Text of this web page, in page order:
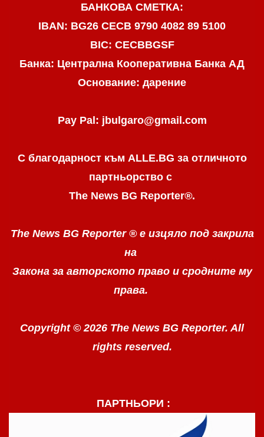
БАНКОВА СМЕТКА:
IBAN: BG26 CECB 9790 4082 89 5100
BIC: CECBBGSF
Банка: Централна Кооперативна Банка АД
Основание: дарение
Pay Pal: jbulgaro@gmail.com
С благодарност към ALLE.BG за отличното
партньорство с
The News BG Reporter®.
The News BG Reporter ® е изцяло под закрила
на
Закона за авторското право и сродните му
права.
Copyright © 2026 The News BG Reporter. All
rights reserved.
ПАРТНЬОРИ :